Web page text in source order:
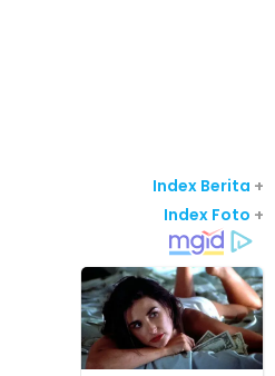
Index Berita +
Index Foto +